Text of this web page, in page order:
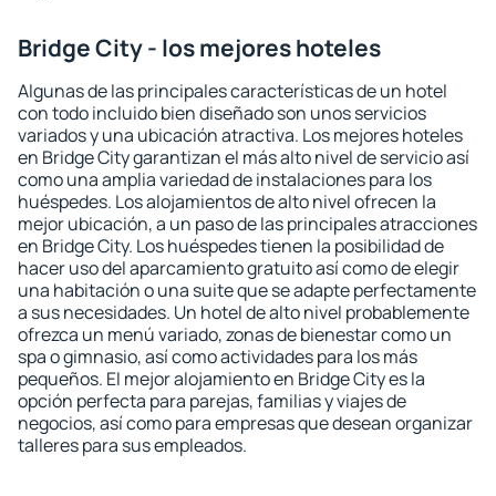
Bridge City - los mejores hoteles
Algunas de las principales características de un hotel
con todo incluido bien diseñado son unos servicios
variados y una ubicación atractiva. Los mejores hoteles
en Bridge City garantizan el más alto nivel de servicio así
como una amplia variedad de instalaciones para los
huéspedes. Los alojamientos de alto nivel ofrecen la
mejor ubicación, a un paso de las principales atracciones
en Bridge City. Los huéspedes tienen la posibilidad de
hacer uso del aparcamiento gratuito así como de elegir
una habitación o una suite que se adapte perfectamente
a sus necesidades. Un hotel de alto nivel probablemente
ofrezca un menú variado, zonas de bienestar como un
spa o gimnasio, así como actividades para los más
pequeños. El mejor alojamiento en Bridge City es la
opción perfecta para parejas, familias y viajes de
negocios, así como para empresas que desean organizar
talleres para sus empleados.